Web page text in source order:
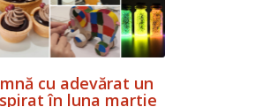
cu adevărat un
în luna martie